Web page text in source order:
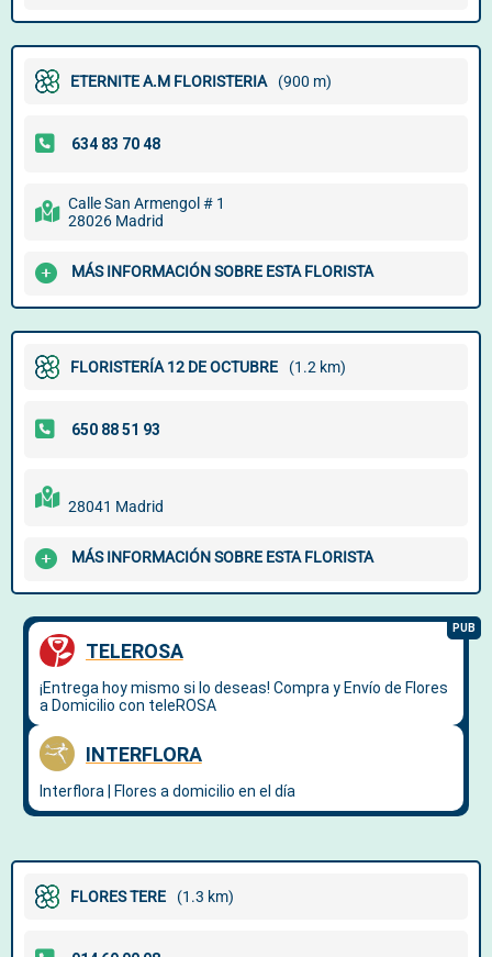
ETERNITE A.M FLORISTERIA (900 m)
Calle San Armengol # 1
28026 Madrid
MÁS INFORMACIÓN SOBRE ESTA FLORISTA
FLORISTERÍA 12 DE OCTUBRE (1.2 km)
28041 Madrid
MÁS INFORMACIÓN SOBRE ESTA FLORISTA
FLORES TERE (1.3 km)